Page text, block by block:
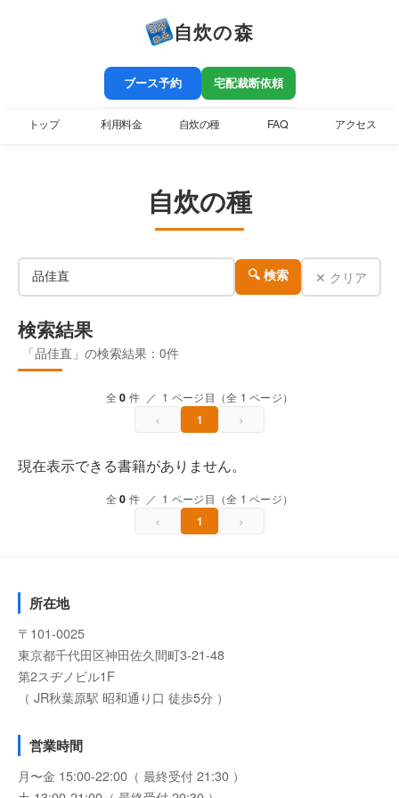
自炊の森
ブース予約 宅配裁断依頼
トップ 利用料金 自炊の種 FAQ アクセス
自炊の種
🔍 検索 ✕ クリア
検索結果
「品佳直」の検索結果：0件
全0 件 ／ 1 ページ目（全 1 ページ）
‹ 1 ›
現在表示できる書籍がありません。
全0 件 ／ 1 ページ目（全 1 ページ）
‹ 1 ›
所在地
〒101-0025
東京都千代田区神田佐久間町3-21-48
第2スヂノビル1F
（ JR秋葉原駅 昭和通り口 徒歩5分 ）
営業時間
月〜金 15:00-22:00（ 最終受付 21:30 ）